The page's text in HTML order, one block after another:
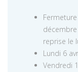
reprise le
Lundi 6
Vendredi